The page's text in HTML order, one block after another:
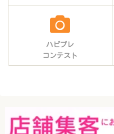
ハピプレ
コンテスト